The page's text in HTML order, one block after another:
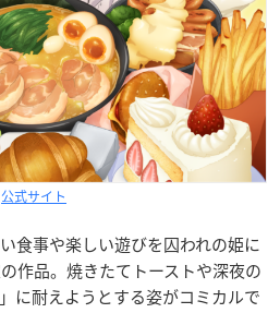
公式サイト
食事や楽しい遊びを囚われの姫に
作品。焼きたてトーストや深夜の
に耐えようとする姿がコミカルで